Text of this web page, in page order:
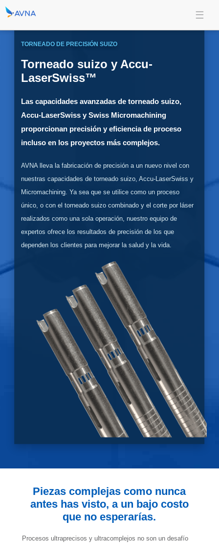
TORNEADO DE PRECISIÓN SUIZO
Torneado suizo y Accu-
LaserSwiss™
Las capacidades avanzadas de torneado suizo,
Accu-LaserSwiss y Swiss Micromachining
proporcionan precisión y eficiencia de proceso
incluso en los proyectos más complejos.
AVNA lleva la fabricación de precisión a un nuevo nivel con
nuestras capacidades de torneado suizo, Accu-LaserSwiss y
Micromachining. Ya sea que se utilice como un proceso
único, o con el torneado suizo combinado y el corte por láser
realizados como una sola operación, nuestro equipo de
expertos ofrece los resultados de precisión de los que
dependen los clientes para mejorar la salud y la vida.
Piezas complejas como nunca
antes has visto, a un bajo costo
que no esperarías.
Procesos ultraprecisos y ultracomplejos no son un desafío